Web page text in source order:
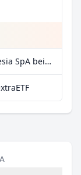
Mehr Fundamentaldaten zu Borgosesia SpA bei Parqet